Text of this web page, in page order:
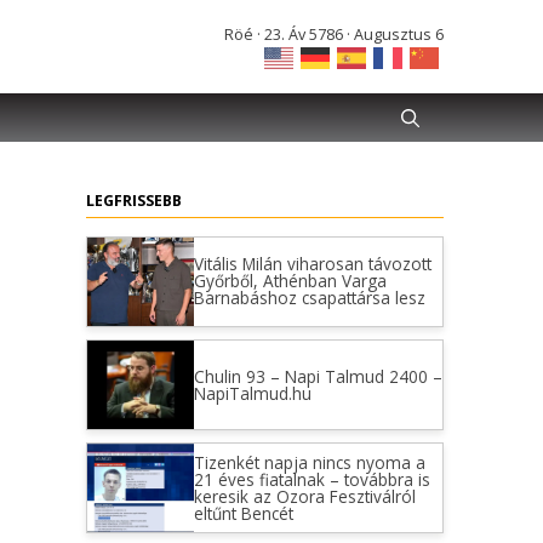
Röé · 23. Áv 5786 · Augusztus 6
LEGFRISSEBB
Vitális Milán viharosan távozott
Győrből, Athénban Varga
Barnabáshoz csapattársa lesz
Chulin 93 – Napi Talmud 2400 –
NapiTalmud.hu
Tizenkét napja nincs nyoma a
21 éves fiatalnak – továbbra is
keresik az Ozora Fesztiválról
eltűnt Bencét